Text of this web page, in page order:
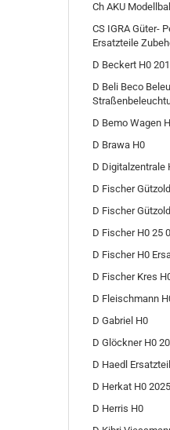
Ch AKU
CS IGRA Güter-
Ersatzteile
D Beckert H0
D Beli Beco
D Bemo Wagen
D Brawa H0
D Digitalzentrale
D Fischer
D Fischer
D Fischer H0 25
D Fischer H0
D Fischer Kres
D Fleischmann
D Gabriel H0
D Glöckner H0
D Haedl
D Herkat H0
D Herris H0